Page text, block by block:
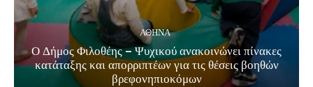
ΑΘΗΝΑ
Ο Δήμος Φιλοθέης – Ψυχικού ανακοινώνει πίνακες
κατάταξης και απορριπτέων για τις θέσεις βοηθών
βρεφονηπιοκόμων